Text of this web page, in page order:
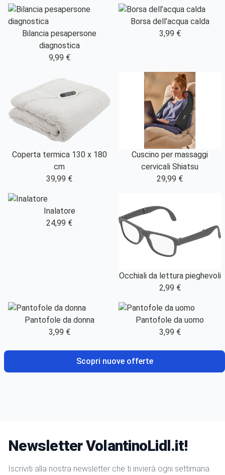
Bilancia pesapersone
diagnostica
9,99 €
Borsa dell’acqua calda
3,99 €
Coperta termica 130 x 180
cm
39,99 €
Cuscino per massaggi
cervicali Shiatsu
29,99 €
Inalatore
24,99 €
Occhiali da lettura pieghevoli
2,99 €
Pantofole da donna
3,99 €
Pantofole da uomo
3,99 €
Scopri nuove offerte
Newsletter VolantinoLidl.it!
Iscriviti alla nostra newsletter che ti invierà ogni settimana